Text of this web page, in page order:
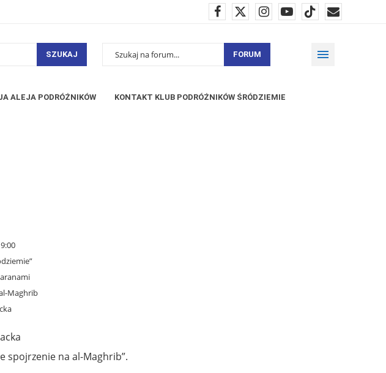
SZUKAJ FORUM
ALEJA PODRÓŻNIKÓW KONTAKT KLUB PODRÓŻNIKÓW ŚRÓDZIEMIE
Maghrib
spojrzenie na al-Maghrib”.